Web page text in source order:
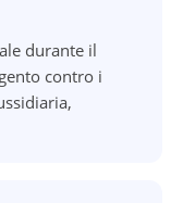
durante il
contro i